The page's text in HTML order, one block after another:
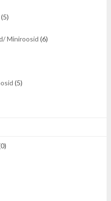
(5)
Miniroosid (6)
(5)